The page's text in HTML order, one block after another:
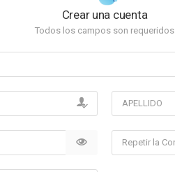
Crear una cuenta
Todos los campos son requeridos